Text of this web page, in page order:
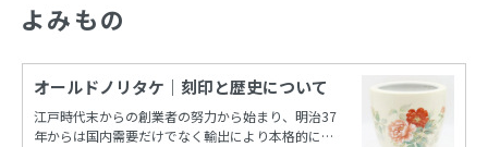
よみもの
オールドノリタケ｜刻印と歴史について
江戸時代末からの創業者の努力から始まり、明治37
年からは国内需要だけでなく輸出により本格的に栄